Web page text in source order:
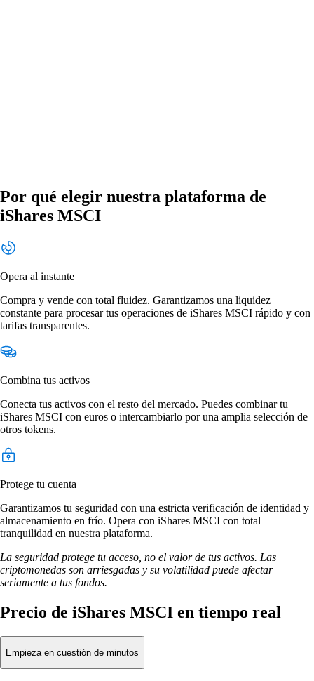
Por qué elegir nuestra plataforma de
iShares MSCI
Opera al instante
Compra y vende con total fluidez. Garantizamos una liquidez
constante para procesar tus operaciones de iShares MSCI rápido y con
tarifas transparentes.
Combina tus activos
Conecta tus activos con el resto del mercado. Puedes combinar tu
iShares MSCI con euros o intercambiarlo por una amplia selección de
otros tokens.
Protege tu cuenta
Garantizamos tu seguridad con una estricta verificación de identidad y
almacenamiento en frío. Opera con iShares MSCI con total
tranquilidad en nuestra plataforma.
La seguridad protege tu acceso, no el valor de tus activos. Las
criptomonedas son arriesgadas y su volatilidad puede afectar
seriamente a tus fondos.
Precio de iShares MSCI en tiempo real
Empieza en cuestión de minutos